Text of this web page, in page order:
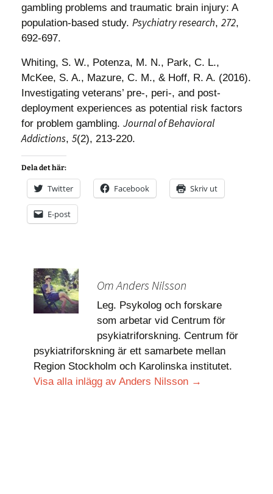
gambling problems and traumatic brain injury: A
population-based study. Psychiatry research, 272,
692-697.
Whiting, S. W., Potenza, M. N., Park, C. L.,
McKee, S. A., Mazure, C. M., & Hoff, R. A. (2016).
Investigating veterans’ pre-, peri-, and post-
deployment experiences as potential risk factors
for problem gambling. Journal of Behavioral
Addictions, 5(2), 213-220.
Dela det här:
Twitter Facebook Skriv ut
E-post
Om Anders Nilsson
Leg. Psykolog och forskare
som arbetar vid Centrum för
psykiatriforskning. Centrum för
psykiatriforskning är ett samarbete mellan
Region Stockholm och Karolinska institutet.
Visa alla inlägg av Anders Nilsson →